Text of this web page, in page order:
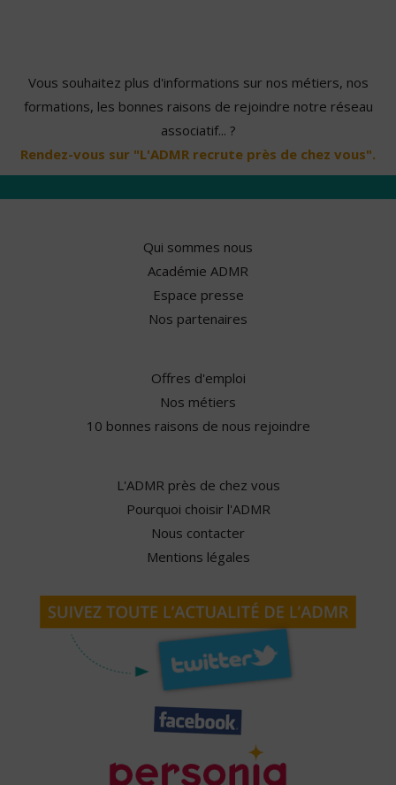
Vous souhaitez plus d'informations sur nos métiers, nos
formations, les bonnes raisons de rejoindre notre réseau
associatif... ?
Rendez-vous sur "L'ADMR recrute près de chez vous".
Qui sommes nous
Académie ADMR
Espace presse
Nos partenaires
Offres d'emploi
Nos métiers
10 bonnes raisons de nous rejoindre
L'ADMR près de chez vous
Pourquoi choisir l'ADMR
Nous contacter
Mentions légales